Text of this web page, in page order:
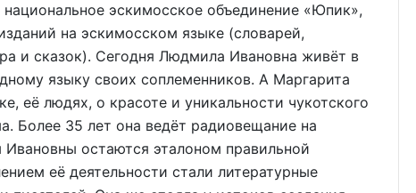
эскимосское объединение «Юпик»,
на эскимосском языке (словарей,
и сказок). Сегодня Людмила Ивановна живёт в
языку своих соплеменников. А Маргарита
её людях, о красоте и уникальности чукотского
Более 35 лет она ведёт радиовещание на
остаются эталоном правильной
её деятельности стали литературные